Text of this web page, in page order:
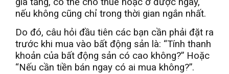
nếu không cũng chỉ trong thời gian ngắn nhất.
Do đó, câu hỏi đầu tiên các bạn cần phải đặt ra
trước khi mua vào bất động sản là: “Tính thanh
khoản của bất động sản có cao không?” Hoặc
“Nếu cần tiền bán ngay có ai mua không?”.